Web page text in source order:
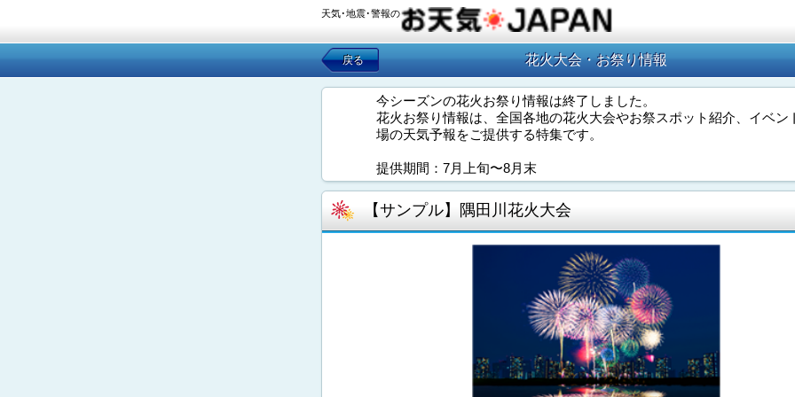
天気･地震･警報の
戻る 花火大会・お祭り情報
今シーズンの花火お祭り情報は終了しました。
花火お祭り情報は、全国各地の花火大会やお祭スポット紹介、イベン
場の天気予報をご提供する特集です。
提供期間：7月上旬〜8月末
【サンプル】隅田川花火大会